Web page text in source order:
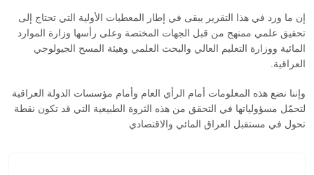
إن ما ورد في هذا التقرير يبقى في إطار المعطيات الأولية التي تحتاج إلى
تحقيق علمي ممنهج من قبل الجهات المختصة وعلى رأسها وزارة الموارد
المائية ووزارة التعليم العالي والبحث العلمي وهيئة المسح الجيولوجي
العراقية.
وإننا نضع هذه المعلومات أمام الرأي العام وأمام مؤسسات الدولة العراقية
لتحمّل مسؤولياتها في التحقق من هذه الثروة الطبيعية التي قد تكون نقطة
تحول في مستقبل العراق المائي والاقتصادي